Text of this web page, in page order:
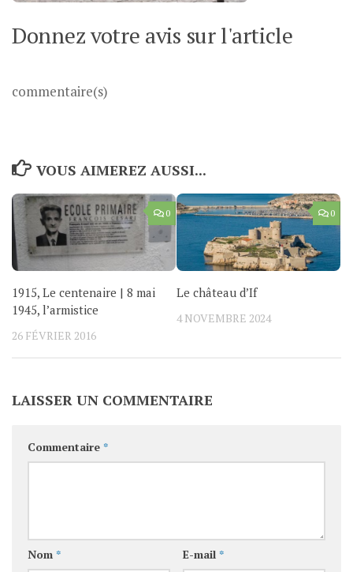
Donnez votre avis sur l'article
commentaire(s)
VOUS AIMEREZ AUSSI...
0
1915, Le centenaire | 8 mai
1945, l’armistice
26 FÉVRIER 2016
0
Le château d’If
4 NOVEMBRE 2024
LAISSER UN COMMENTAIRE
Commentaire *
Nom * E-mail *